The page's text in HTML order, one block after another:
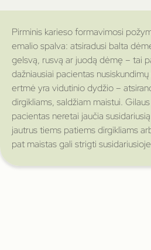
Pirminis karieso formavimosi
emalio spalva: atsiradusi balta
gelsvą, rusvą ar juodą dėmę – tai
dažniausiai pacientas
ertmė yra vidutinio dydžio –
dirgikliams, saldžiam maistui.
pacientas neretai jaučia
jautrus tiems patiems dirgikliams
pat maistas gali strigti